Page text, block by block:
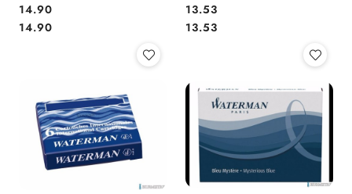
Cena:
14.90
Cena:
14.90
Cena:
13.53
Cena:
13.53